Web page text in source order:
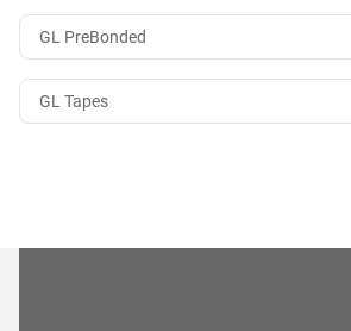
GL PreBonded
GL Tapes